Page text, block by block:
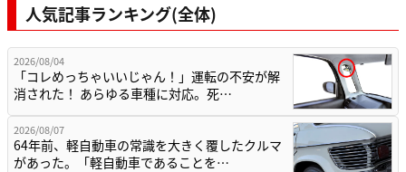
人気記事ランキング(全体)
2026/08/04
「コレめっちゃいいじゃん！」運転の不安が解
消された！ あらゆる車種に対応。死…
2026/08/07
64年前、軽自動車の常識を大きく覆したクルマ
があった。「軽自動車であることを…